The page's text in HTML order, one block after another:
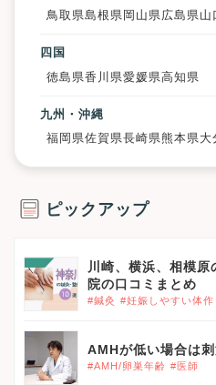
鳥取県島根県 岡山県広島県山
四国
徳島県香川県愛媛県高知県
九州・沖縄
福岡県佐賀県長崎県熊本県大
ピックアップ
川崎、横浜、相模
院の口コミまとめ
#鍼灸 #妊娠しやすい体作
AMHが低い場合は
#AMH/卵巣年齢 #医師